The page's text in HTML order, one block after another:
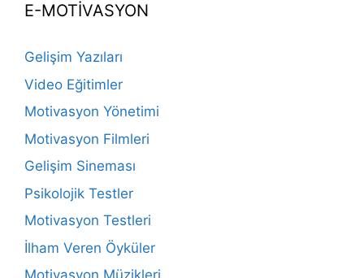
E-MOTİVASYON
Gelişim Yazıları
Video Eğitimler
Motivasyon Yönetimi
Motivasyon Filmleri
Gelişim Sineması
Psikolojik Testler
Motivasyon Testleri
İlham Veren Öyküler
Motivasyon Müzikleri